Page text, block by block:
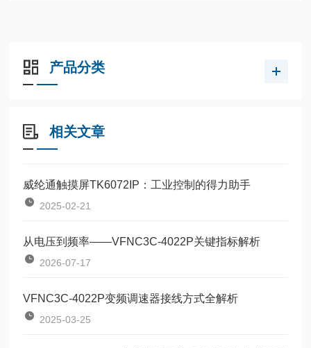
产品分类
相关文章
威纶通触摸屏TK6072IP：工业控制的得力助手
2025-02-21
从电压到频率——VFNC3C-4022P关键指标解析
2026-07-17
VFNC3C-4022P变频调速器接线方式全解析
2025-03-25